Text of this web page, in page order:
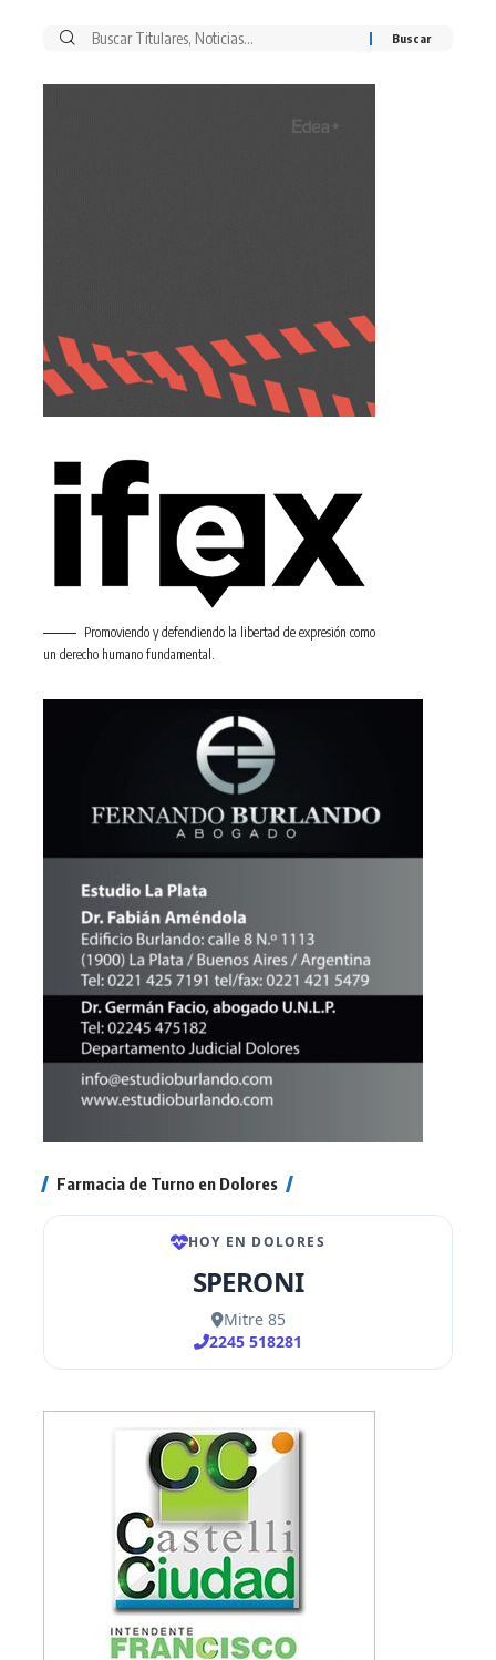
Buscar
Promoviendo y defendiendo la libertad de expresión como
un derecho humano fundamental.
Farmacia de Turno en Dolores